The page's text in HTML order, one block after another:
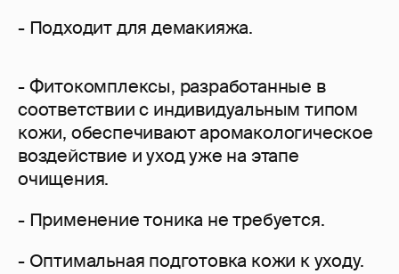
- Подходит для демакияжа.
- Фитокомплексы, разработанные в
соответствии с индивидуальным типом
кожи, обеспечивают аромакологическое
воздействие и уход уже на этапе
очищения.
- Применение тоника не требуется.
- Оптимальная подготовка кожи к уходу.